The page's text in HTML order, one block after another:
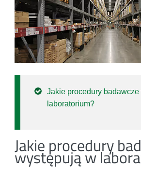
Jakie procedury
laboratorium?
Jakie procedury
występują w